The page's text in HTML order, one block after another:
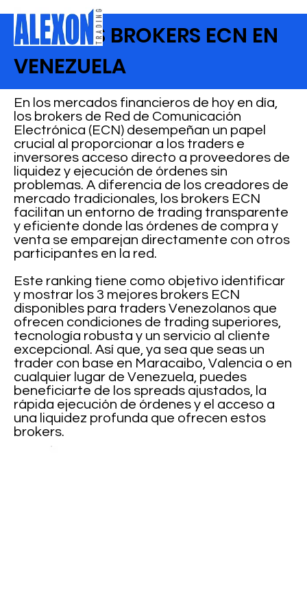
MEJORES BROKERS ECN EN
VENEZUELA
En los mercados financieros de hoy en día,
los brokers de Red de Comunicación
Electrónica (ECN) desempeñan un papel
crucial al proporcionar a los traders e
inversores acceso directo a proveedores de
liquidez y ejecución de órdenes sin
problemas. A diferencia de los creadores de
mercado tradicionales, los brokers ECN
facilitan un entorno de trading transparente
y eficiente donde las órdenes de compra y
venta se emparejan directamente con otros
participantes en la red.
Este ranking tiene como objetivo identificar
y mostrar los 3 mejores brokers ECN
disponibles para traders Venezolanos que
ofrecen condiciones de trading superiores,
tecnología robusta y un servicio al cliente
excepcional. Así que, ya sea que seas un
trader con base en Maracaibo, Valencia o en
cualquier lugar de Venezuela, puedes
beneficiarte de los spreads ajustados, la
rápida ejecución de órdenes y el acceso a
una liquidez profunda que ofrecen estos
brokers.